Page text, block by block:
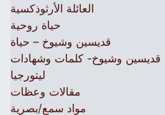
العائلة الأرثوذكسية
حياة روحية
قديسين وشيوخ – حياة
قديسين وشيوخ- كلمات وشهادات
ليتورجيا
مقالات وعظات
مواد سمع/بصرية